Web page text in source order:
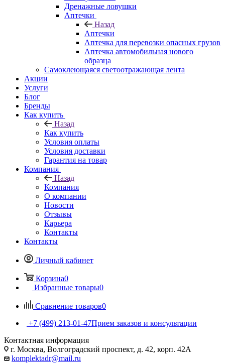
Дренажные ловушки
Аптечки
Назад
Аптечки
Аптечка для перевозки опасных грузов
Аптечка автомобильная нового
образца
Самоклеющаяся светоотражающая лента
Акции
Услуги
Блог
Бренды
Как купить
Назад
Как купить
Условия оплаты
Условия доставки
Гарантия на товар
Компания
Назад
Компания
О компании
Новости
Отзывы
Карьера
Контакты
Контакты
Личный кабинет
Корзина0
Избранные товары0
Сравнение товаров0
+7 (499) 213-01-47Прием заказов и консультации
Контактная информация
г. Москва, Волгоградский проспект, д. 42, корп. 42А
komplektadr@mail.ru